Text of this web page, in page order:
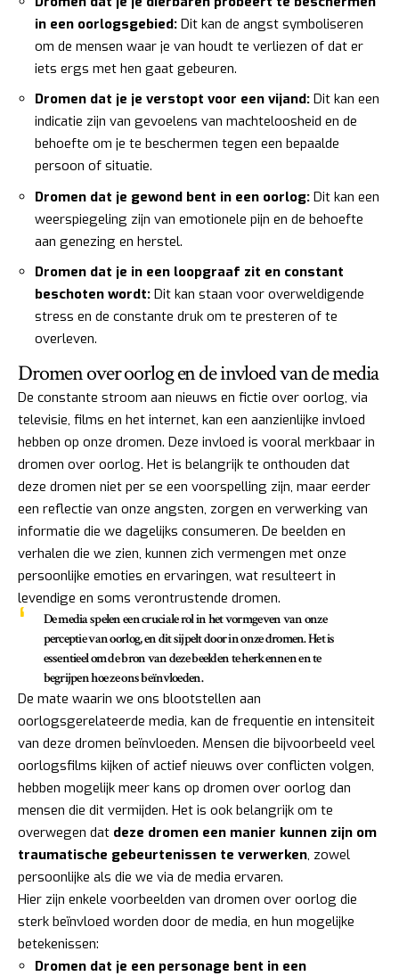
in een oorlogsgebied: Dit kan de angst symboliseren
om de mensen waar je van houdt te verliezen of dat er
iets ergs met hen gaat gebeuren.
Dromen dat je je verstopt voor een vijand: Dit kan een
indicatie zijn van gevoelens van machteloosheid en de
behoefte om je te beschermen tegen een bepaalde
persoon of situatie.
Dromen dat je gewond bent in een oorlog: Dit kan een
weerspiegeling zijn van emotionele pijn en de behoefte
aan genezing en herstel.
Dromen dat je in een loopgraaf zit en constant
beschoten wordt: Dit kan staan voor overweldigende
stress en de constante druk om te presteren of te
overleven.
Dromen over oorlog en de invloed van de media
De constante stroom aan nieuws en fictie over oorlog, via
televisie, films en het internet, kan een aanzienlijke invloed
hebben op onze dromen. Deze invloed is vooral merkbaar in
dromen over oorlog. Het is belangrijk te onthouden dat
deze dromen niet per se een voorspelling zijn, maar eerder
een reflectie van onze angsten, zorgen en verwerking van
informatie die we dagelijks consumeren. De beelden en
verhalen die we zien, kunnen zich vermengen met onze
persoonlijke emoties en ervaringen, wat resulteert in
levendige en soms verontrustende dromen.
De media spelen een cruciale rol in het vormgeven van onze
perceptie van oorlog, en dit sijpelt door in onze dromen. Het is
essentieel om de bron van deze beelden te herkennen en te
begrijpen hoe ze ons beïnvloeden.
De mate waarin we ons blootstellen aan
oorlogsgerelateerde media, kan de frequentie en intensiteit
van deze dromen beïnvloeden. Mensen die bijvoorbeeld veel
oorlogsfilms kijken of actief nieuws over conflicten volgen,
hebben mogelijk meer kans op dromen over oorlog dan
mensen die dit vermijden. Het is ook belangrijk om te
overwegen dat deze dromen een manier kunnen zijn om
traumatische gebeurtenissen te verwerken, zowel
persoonlijke als die we via de media ervaren.
Hier zijn enkele voorbeelden van dromen over oorlog die
sterk beïnvloed worden door de media, en hun mogelijke
betekenissen:
Dromen dat je een personage bent in een